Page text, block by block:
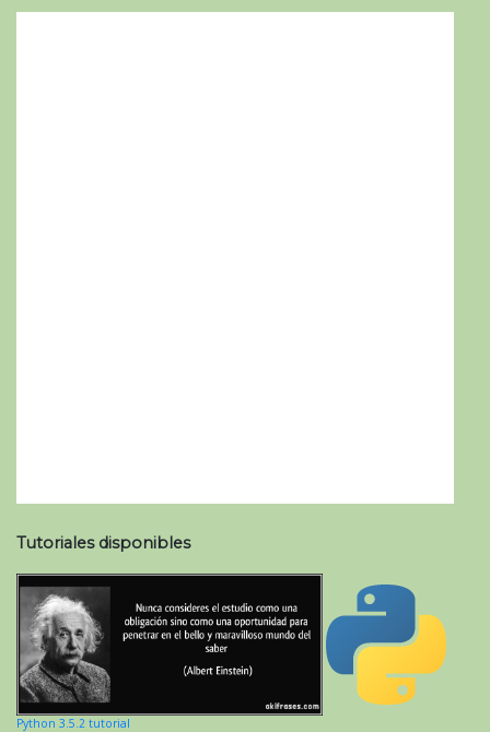
Tutoriales disponibles
Python 3.5.2 tutorial